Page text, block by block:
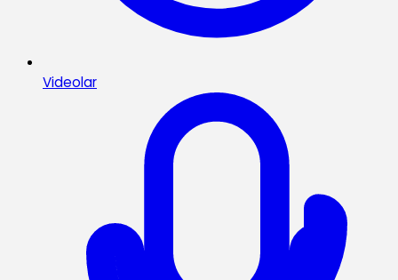
Videolar